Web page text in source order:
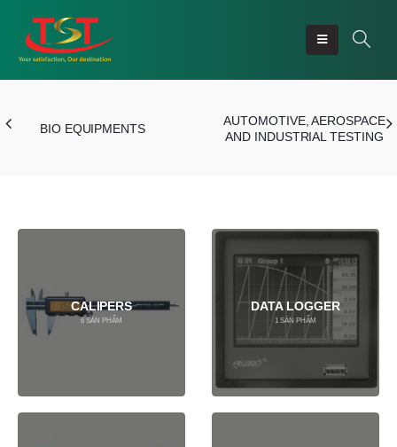
BIO EQUIPMENTS
AUTOMOTIVE, AEROSPACE
AND INDUSTRIAL TESTING
CALIPERS
6 SẢN PHẨM
DATA LOGGER
1 SẢN PHẨM